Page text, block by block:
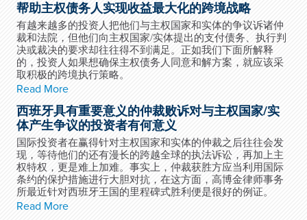
帮助主权债务人实现收益最大化的跨境战略
有越来越多的投资人把他们与主权国家和实体的争议诉诸仲
裁和法院，但他们向主权国家/实体提出的支付债务、执行判
决或裁决的要求却往往得不到满足。正如我们下面所解释
的，投资人如果想确保主权债务人同意和解方案，就应该采
取积极的跨境执行策略。
Read More
西班牙具有重要意义的仲裁败诉对与主权国家/实
体产生争议的投资者有何意义
国际投资者在赢得针对主权国家和实体的仲裁之后往往会发
现，等待他们的还有漫长的跨越全球的执法诉讼，再加上主
权特权，更是难上加难。事实上，仲裁获胜方应当利用国际
条约的保护措施进行大胆对抗，在这方面，高博金律师事务
所最近针对西班牙王国的里程碑式胜利便是很好的例证。
Read More